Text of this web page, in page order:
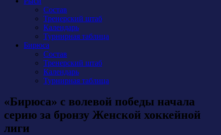
Состав
Тренерский штаб
Календарь
Турнирная таблица
Бирюса
Состав
Тренерский штаб
Календарь
Турнирная таблица
«Бирюса» с волевой победы начала
серию за бронзу Женской хоккейной
лиги